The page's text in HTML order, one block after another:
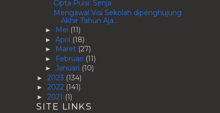
Cipta Puisi: Senja
Mengawal Visi Sekolah dipenghujung
Akhir Tahun Aja...
► Mei (11)
► April (18)
► Maret (27)
► Februari (11)
► Januari (10)
► 2023 (134)
► 2022 (141)
► 2021 (1)
SITE LINKS